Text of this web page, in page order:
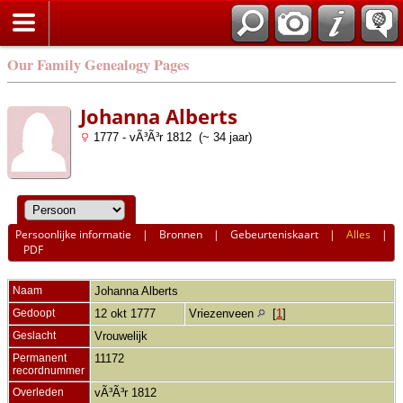
Our Family Genealogy Pages
Johanna Alberts
1777 - vÃ³Ã³r 1812 (~ 34 jaar)
Persoonlijke informatie | Bronnen |Gebeurteniskaart |Alles |
PDF
Naam Johanna Alberts
Gedoopt 12 okt 1777 Vriezenveen [1 ]
Geslacht Vrouwelijk
Permanent
recordnummer
11172
Overleden vÃ³Ã³r 1812